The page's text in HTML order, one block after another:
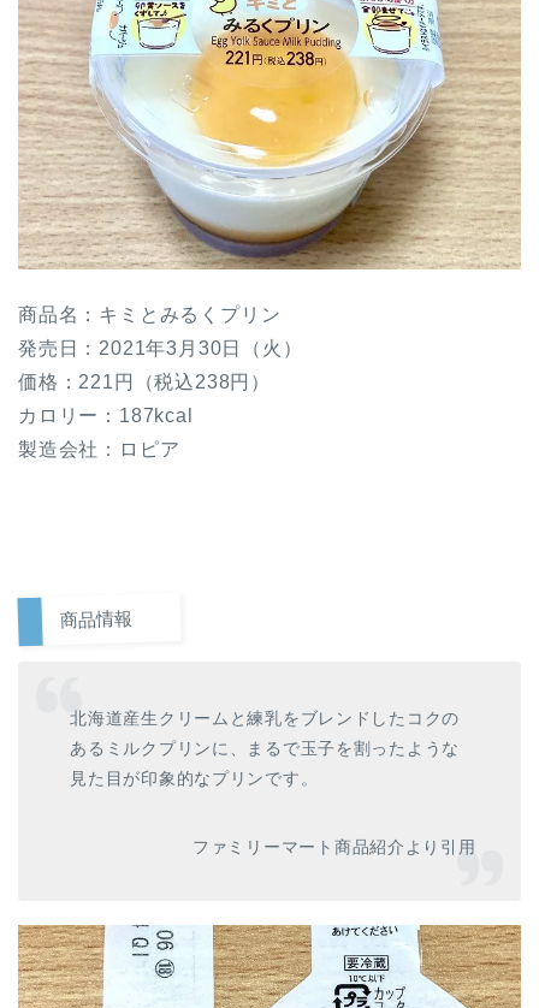
商品名：キミとみるくプリン
発売日：2021年3月30日（火）
価格：221円（税込238円）
カロリー：187kcal
製造会社：ロピア
商品情報
北海道産生クリームと練乳をブレンドしたコクの
あるミルクプリンに、まるで玉子を割ったような
見た目が印象的なプリンです。
ファミリーマート商品紹介より引用